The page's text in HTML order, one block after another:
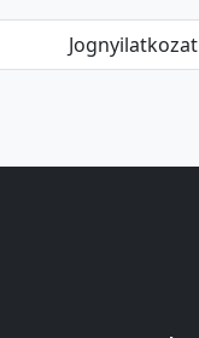
Jognyilatkozat